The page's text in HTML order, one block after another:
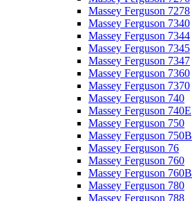
Massey Ferguson 7278
Massey Ferguson 7340
Massey Ferguson 7344
Massey Ferguson 7345
Massey Ferguson 7347
Massey Ferguson 7360
Massey Ferguson 7370
Massey Ferguson 740
Massey Ferguson 740E
Massey Ferguson 750
Massey Ferguson 750B
Massey Ferguson 76
Massey Ferguson 760
Massey Ferguson 760B
Massey Ferguson 780
Massey Ferguson 788